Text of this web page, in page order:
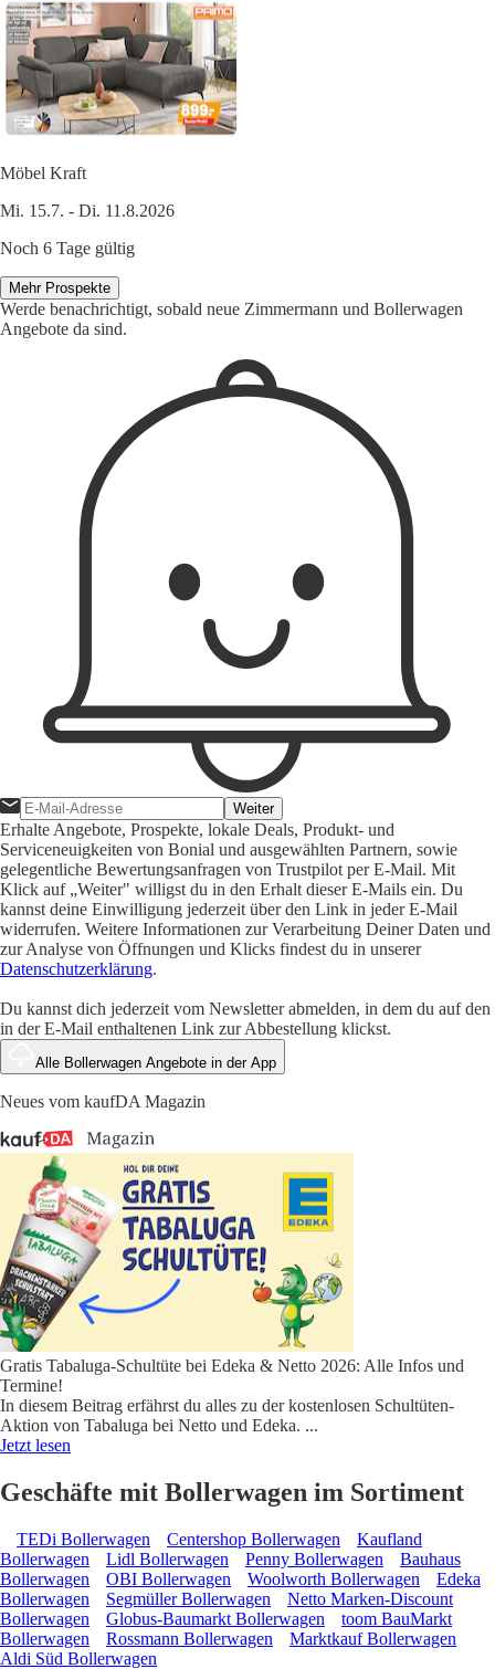
Möbel Kraft
Mi. 15.7. - Di. 11.8.2026
Noch 6 Tage gültig
Mehr Prospekte
Werde benachrichtigt, sobald neue Zimmermann und Bollerwagen
Angebote da sind.
Weiter
Erhalte Angebote, Prospekte, lokale Deals, Produkt- und
Serviceneuigkeiten von Bonial und ausgewählten Partnern, sowie
gelegentliche Bewertungsanfragen von Trustpilot per E-Mail. Mit
Klick auf „Weiter" willigst du in den Erhalt dieser E-Mails ein. Du
kannst deine Einwilligung jederzeit über den Link in jeder E-Mail
widerrufen. Weitere Informationen zur Verarbeitung Deiner Daten und
zur Analyse von Öffnungen und Klicks findest du in unserer
Datenschutzerklärung.
Du kannst dich jederzeit vom Newsletter abmelden, in dem du auf den
in der E-Mail enthaltenen Link zur Abbestellung klickst.
Alle Bollerwagen Angebote in der App
Neues vom kaufDA Magazin
Gratis Tabaluga-Schultüte bei Edeka & Netto 2026: Alle Infos und
Termine!
In diesem Beitrag erfährst du alles zu der kostenlosen Schultüten-
Aktion von Tabaluga bei Netto und Edeka. ...
Jetzt lesen
Geschäfte mit Bollerwagen im Sortiment
TEDi Bollerwagen Centershop Bollerwagen
Kaufland
Bollerwagen
Lidl Bollerwagen Penny Bollerwagen
Bauhaus
Bollerwagen
OBI Bollerwagen Woolworth Bollerwagen
Edeka
Bollerwagen
Segmüller Bollerwagen
Netto Marken-Discount
Bollerwagen
Globus-Baumarkt Bollerwagen
toom BauMarkt
Bollerwagen
Rossmann Bollerwagen
Marktkauf Bollerwagen
Aldi Süd Bollerwagen